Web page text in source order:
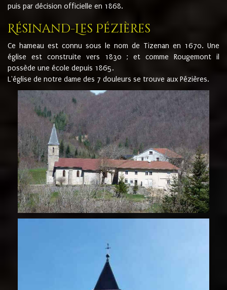
puis par décision officielle en 1868.
Résinand-Les Pézières
Ce hameau est connu sous le nom de Tizenan en 1670. Une
église est construite vers 1830 ; et comme Rougemont il
possède une école depuis 1865.
L'église de notre dame des 7 douleurs se trouve aux Pézières.